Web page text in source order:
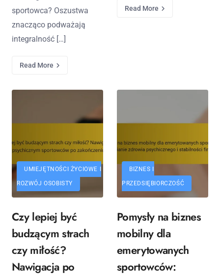
sportowca? Oszustwa
znacząco podważają
integralność […]
Read More
Read More
UMIEJĘTNOŚCI ŻYCIOWE I
ROZWÓJ OSOBISTY
Czy lepiej być
budzącym strach
czy miłość?
Nawigacja po
BIZNES I
PRZEDSIĘBIORCZOŚĆ
Pomysły na biznes
mobilny dla
emerytowanych
sportowców: